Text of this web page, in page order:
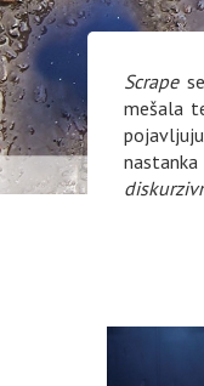
Scrapese
mešala